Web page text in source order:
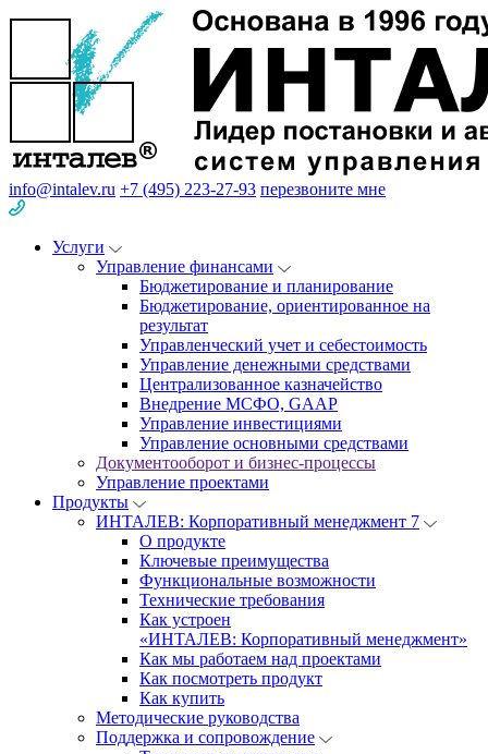
info@intalev.ru +7 (495) 223-27-93 перезвоните мне
Услуги
Управление финансами
Бюджетирование и планирование
Бюджетирование, ориентированное на
результат
Управленческий учет и себестоимость
Управление денежными средствами
Централизованное казначейство
Внедрение МСФО, GAAP
Управление инвестициями
Управление основными средствами
Документооборот и бизнес-процессы
Управление проектами
Продукты
ИНТАЛЕВ: Корпоративный менеджмент 7
О продукте
Ключевые преимущества
Функциональные возможности
Технические требования
Как устроен
«ИНТАЛЕВ: Корпоративный менеджмент»
Как мы работаем над проектами
Как посмотреть продукт
Как купить
Методические руководства
Поддержка и сопровождение